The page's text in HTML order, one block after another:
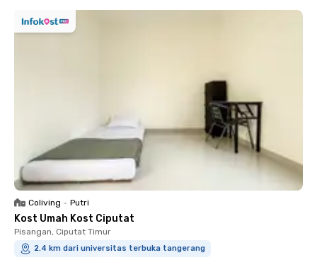
Coliving • Putri
Kost Umah Kost Ciputat
Pisangan, Ciputat Timur
2.4 km dari universitas terbuka tangerang